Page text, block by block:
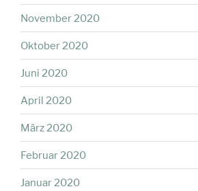
November 2020
Oktober 2020
Juni 2020
April 2020
März 2020
Februar 2020
Januar 2020